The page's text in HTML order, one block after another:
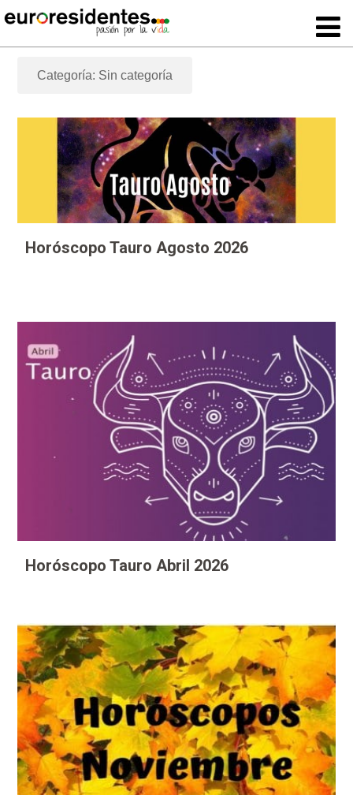
Categoría: Sin categoría
Horóscopo Tauro Agosto 2026
Horóscopo Tauro Abril 2026